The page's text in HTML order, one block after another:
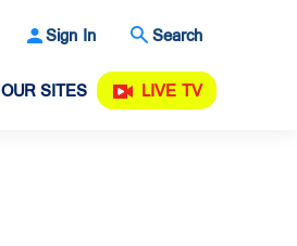
Sign In Search
OUR SITES LIVE TV